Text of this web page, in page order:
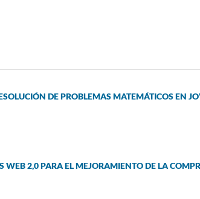
DE PROBLEMAS MATEMÁTICOS EN
2,0 PARA EL MEJORAMIENTO DE LA